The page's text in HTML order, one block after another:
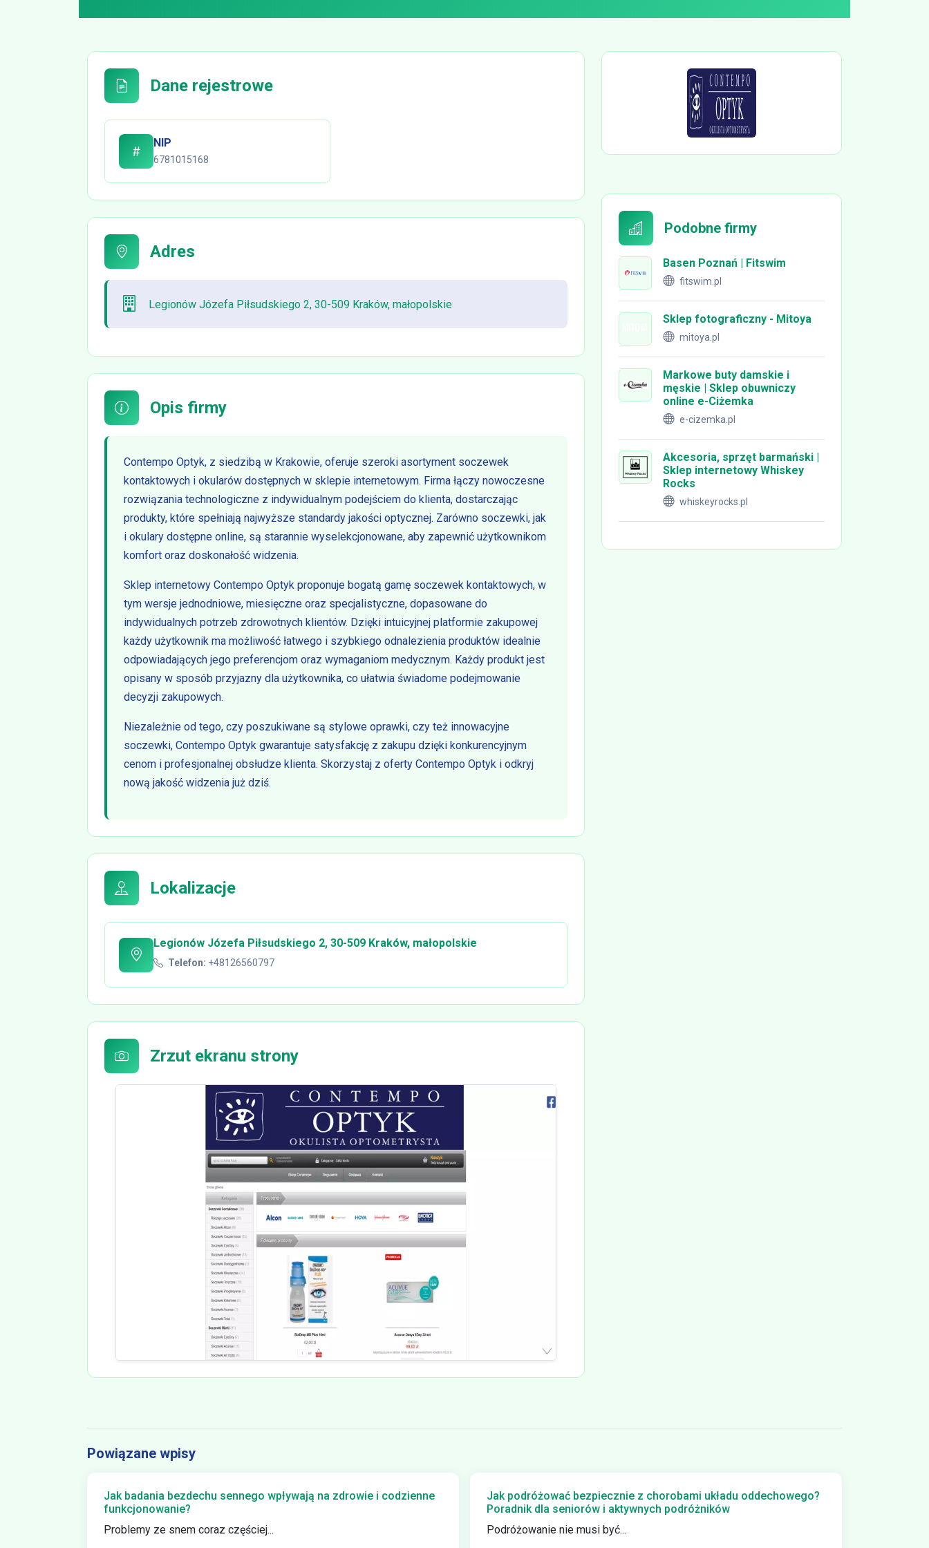
Dane rejestrowe
NIP
6781015168
Adres
Legionów Józefa Piłsudskiego 2, 30-509 Kraków, małopolskie
Opis firmy
Contempo Optyk, z siedzibą w Krakowie, oferuje szeroki asortyment soczewek
kontaktowych i okularów dostępnych w sklepie internetowym. Firma łączy nowoczesne
rozwiązania technologiczne z indywidualnym podejściem do klienta, dostarczając
produkty, które spełniają najwyższe standardy jakości optycznej. Zarówno soczewki, jak
i okulary dostępne online, są starannie wyselekcjonowane, aby zapewnić użytkownikom
komfort oraz doskonałość widzenia.
Sklep internetowy Contempo Optyk proponuje bogatą gamę soczewek kontaktowych, w
tym wersje jednodniowe, miesięczne oraz specjalistyczne, dopasowane do
indywidualnych potrzeb zdrowotnych klientów. Dzięki intuicyjnej platformie zakupowej
każdy użytkownik ma możliwość łatwego i szybkiego odnalezienia produktów idealnie
odpowiadających jego preferencjom oraz wymaganiom medycznym. Każdy produkt jest
opisany w sposób przyjazny dla użytkownika, co ułatwia świadome podejmowanie
decyzji zakupowych.
Niezależnie od tego, czy poszukiwane są stylowe oprawki, czy też innowacyjne
soczewki, Contempo Optyk gwarantuje satysfakcję z zakupu dzięki konkurencyjnym
cenom i profesjonalnej obsłudze klienta. Skorzystaj z oferty Contempo Optyk i odkryj
nową jakość widzenia już dziś.
Lokalizacje
Legionów Józefa Piłsudskiego 2, 30-509 Kraków, małopolskie
Telefon: +48126560797
Zrzut ekranu strony
Podobne firmy
Basen Poznań | Fitswim
fitswim.pl
Sklep fotograficzny - Mitoya
mitoya.pl
Markowe buty damskie i
męskie | Sklep obuwniczy
online e-Ciżemka
e-cizemka.pl
Akcesoria, sprzęt barmański |
Sklep internetowy Whiskey
Rocks
whiskeyrocks.pl
Powiązane wpisy
Jak badania bezdechu sennego wpływają na zdrowie i codzienne
funkcjonowanie?
Problemy ze snem coraz częściej...
Jak podróżować bezpiecznie z chorobami układu oddechowego?
Poradnik dla seniorów i aktywnych podróżników
Podróżowanie nie musi być...